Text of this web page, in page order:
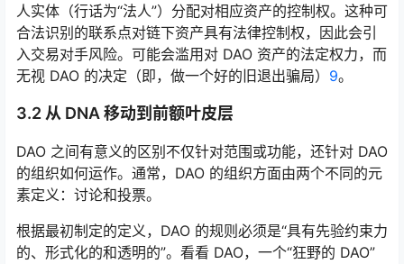
人实体（行话为“法人”）分配对相应资产的控制权。这种可
合法识别的联系点对链下资产具有法律控制权，因此会引
入交易对手风险。可能会滥用对 DAO 资产的法定权力，而
无视 DAO 的决定（即，做一个好的旧退出骗局） 9。
3.2 从 DNA 移动到前额叶皮层
DAO 之间有意义的区别不仅针对范围或功能，还针对 DAO
的组织如何运作。通常，DAO 的组织方面由两个不同的元
素定义：讨论和投票。
根据最初制定的定义，DAO 的规则必须是“具有先验约束力
的、形式化的和透明的”。看看 DAO，一个“狂野的 DAO”